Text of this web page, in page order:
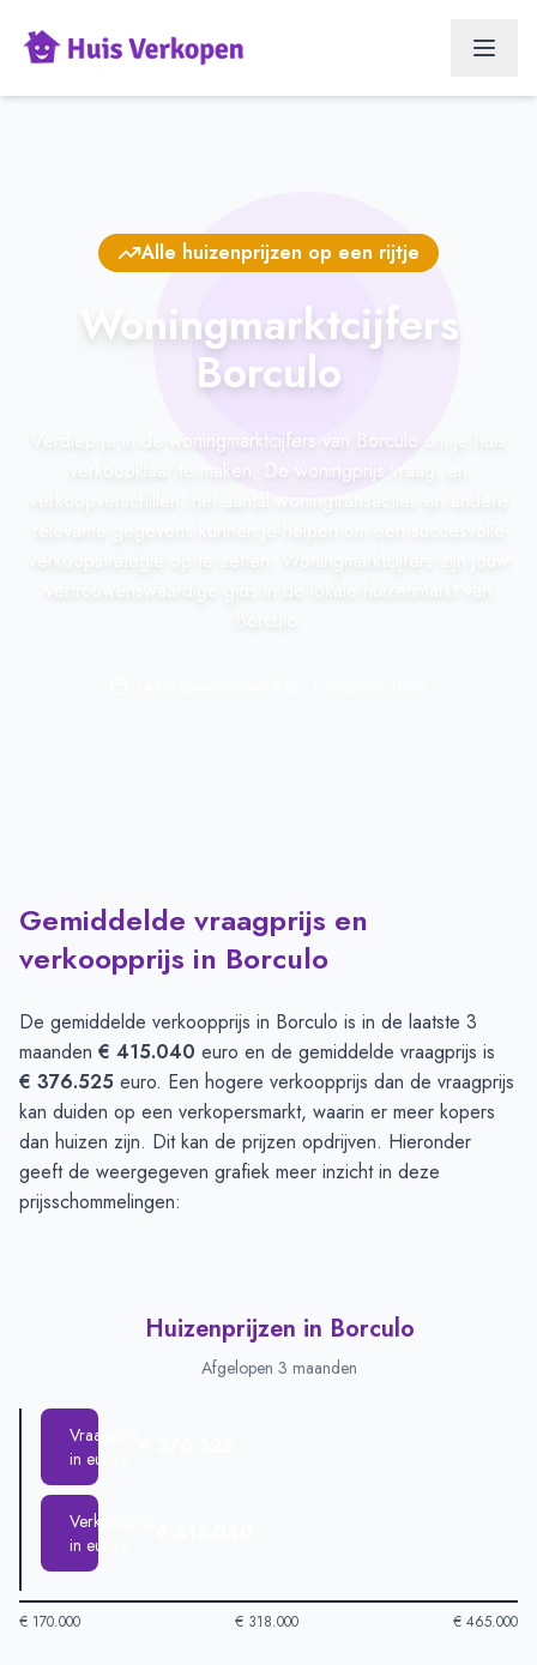
Alle huizenprijzen op een rijtje
Woningmarktcijfers
Borculo
Verdiep je in de woningmarktcijfers van Borculo om je huis
verkoopklaar te maken. De woningprijs vraag- en
Gemiddelde vraagprijs en
verkoopprijs in Borculo
De gemiddelde verkoopprijs in Borculo is in de laatste 3
maanden € 415.040 euro en de gemiddelde vraagprijs is
€ 376.525 euro. Een hogere verkoopprijs dan de vraagprijs
kan duiden op een verkopersmarkt, waarin er meer kopers
dan huizen zijn. Dit kan de prijzen opdrijven. Hieronder
geeft de weergegeven grafiek meer inzicht in deze
prijsschommelingen:
Huizenprijzen in Borculo
Afgelopen 3 maanden
Vraagprijs
in euro's
Verkoopprijs
in euro's
€ 170.000 € 318.000 € 465.000